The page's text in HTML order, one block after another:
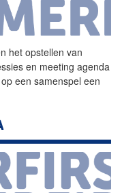
het opstellen van
en meeting agenda
een samenspel een